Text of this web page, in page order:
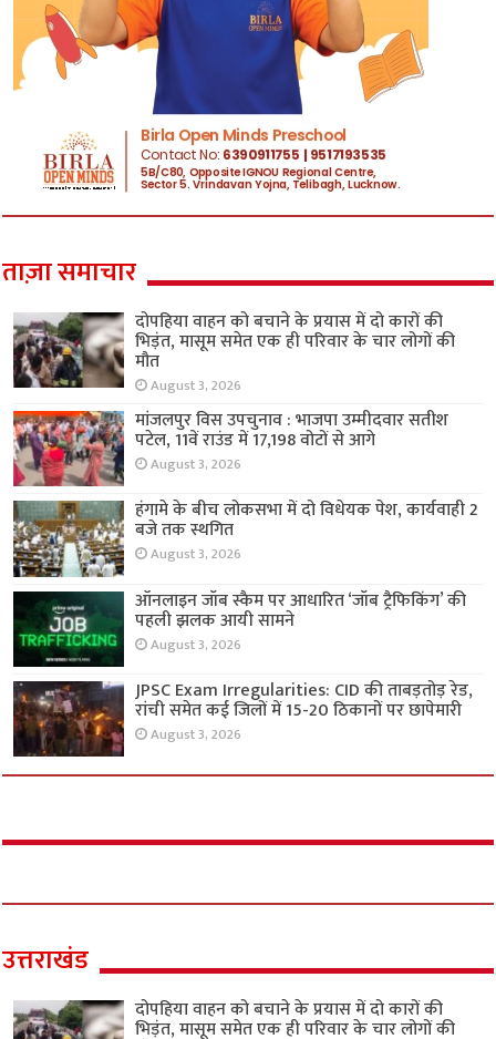
ताज़ा समाचार
दोपहिया वाहन को बचाने के प्रयास में दो कारों की
भिड़ंत, मासूम समेत एक ही परिवार के चार लोगों की
मौत
August 3, 2026
मांजलपुर विस उपचुनाव : भाजपा उम्मीदवार सतीश
पटेल, 11वें राउंड में 17,198 वोटों से आगे
August 3, 2026
हंगामे के बीच लोकसभा में दो विधेयक पेश, कार्यवाही 2
बजे तक स्थगित
August 3, 2026
ऑनलाइन जॉब स्कैम पर आधारित ‘जॉब ट्रैफिकिंग’ की
पहली झलक आयी सामने
August 3, 2026
JPSC Exam Irregularities: CID की ताबड़तोड़ रेड,
रांची समेत कई जिलों में 15-20 ठिकानों पर छापेमारी
August 3, 2026
उत्तराखंड
दोपहिया वाहन को बचाने के प्रयास में दो कारों की
भिड़ंत, मासूम समेत एक ही परिवार के चार लोगों की